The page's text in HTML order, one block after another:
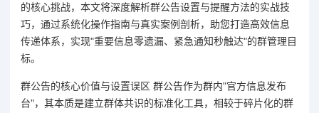
的核心挑战，本文将深度解析群公告设置与提醒方法的实战技
巧，通过系统化操作指南与真实案例剖析，助您打造高效信息
传递体系，实现"重要信息零遗漏、紧急通知秒触达"的群管理目
标。
群公告的核心价值与设置误区 群公告作为群内"官方信息发布
台"，其本质是建立群体共识的标准化工具，相较于碎片化的群